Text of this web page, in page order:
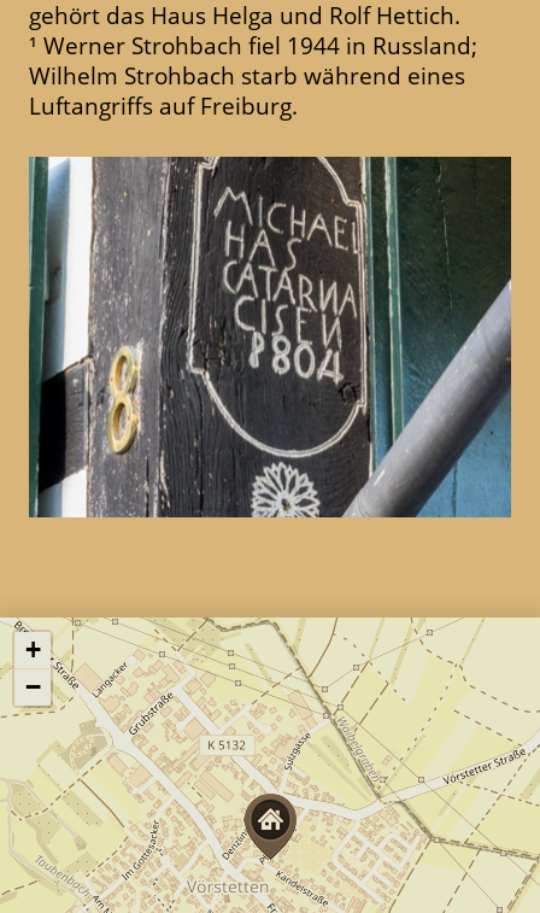
gehört das Haus Helga und Rolf Hettich.
¹ Werner Strohbach fiel 1944 in Russland;
Wilhelm Strohbach starb während eines
Luftangriffs auf Freiburg.